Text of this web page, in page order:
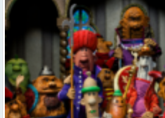
Valmieras muzejā notiks leļļu animācijas